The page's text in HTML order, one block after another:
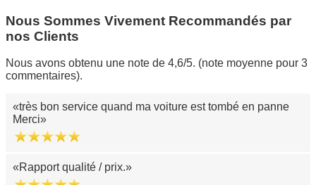
Nous Sommes Vivement Recommandés par
nos Clients
Nous avons obtenu une note de 4,6/5. (note moyenne pour 3
commentaires).
très bon service quand ma voiture est tombé en panne
Merci
Rapport qualité / prix.